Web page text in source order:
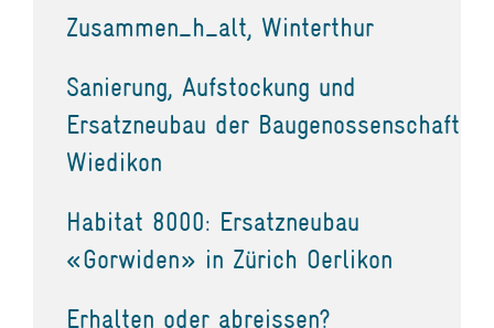
Zusammen_h_alt, Winterthur
Sanierung, Aufstockung und
Ersatzneubau der Baugenossenschaft
Wiedikon
Habitat 8000: Ersatzneubau
«Gorwiden» in Zürich Oerlikon
Erhalten oder abreissen?